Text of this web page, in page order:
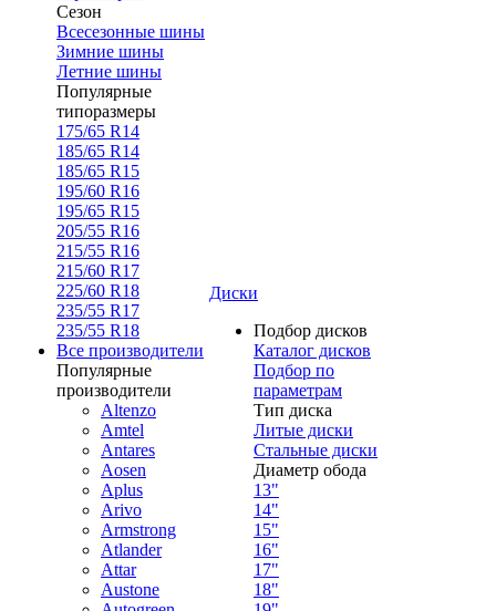
Сезон
Всесезонные шины
Зимние шины
Летние шины
Популярные
типоразмеры
175/65 R14
185/65 R14
185/65 R15
195/60 R16
195/65 R15
205/55 R16
215/55 R16
215/60 R17
225/60 R18
235/55 R17
235/55 R18
Все производители
Популярные
производители
Altenzo
Amtel
Antares
Aosen
Aplus
Arivo
Armstrong
Atlander
Attar
Austone
Диски
Подбор дисков
Каталог дисков
Подбор по
параметрам
Тип диска
Литые диски
Стальные диски
Диаметр обода
13"
14"
15"
16"
17"
18"